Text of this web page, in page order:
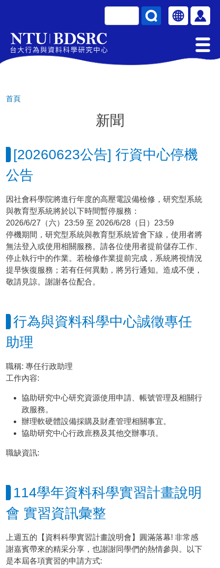
移至主內容
Select your
使用
首頁
新聞
[20260623公告] 行資中心停機
公告
因社會科學院將進行年度的高壓電設備檢修，研究型系統
與教育型系統將於以下時間暫停服務：
2026/6/27（六）23:59 至 2026/6/28（日）23:59
停機期間，研究型系統與教育型系統皆會下線，使用者將
無法登入或使用相關服務。請各位使用者提前儲存工作、
停止執行中的作業。若檢修作業提前完成，系統將視情況
提早恢復服務；若有任何異動，將另行通知。造成不便，
敬請見諒。謝謝各位配合。
行為與資料科學中心誠徵專任
助理
職稱: 專任行政助理
工作內容:
協助研究中心研究資源使用申請、帳號管理及相關行
政服務。
辦理軟硬體設備採購及財產管理相關事宜。
協助研究中心行政庶務及其他交辦事項。
職缺資訊:
114學年資料科學實習計畫說明
會 實習資訊彙整
上週五的【資料科學實習計畫說明會】圓滿落幕! 非常感
謝嘉賓帶來的精采分享，也謝謝同學們的熱情參與。以下
是本屆各項實習的申請方式: